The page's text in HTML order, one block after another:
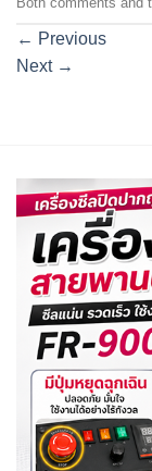
← Previous
Next →